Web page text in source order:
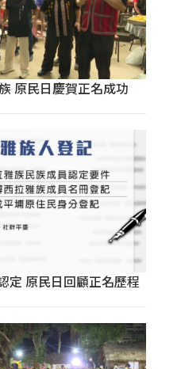
原民日慶賀正名成功
定 原民日回顧正名歷程